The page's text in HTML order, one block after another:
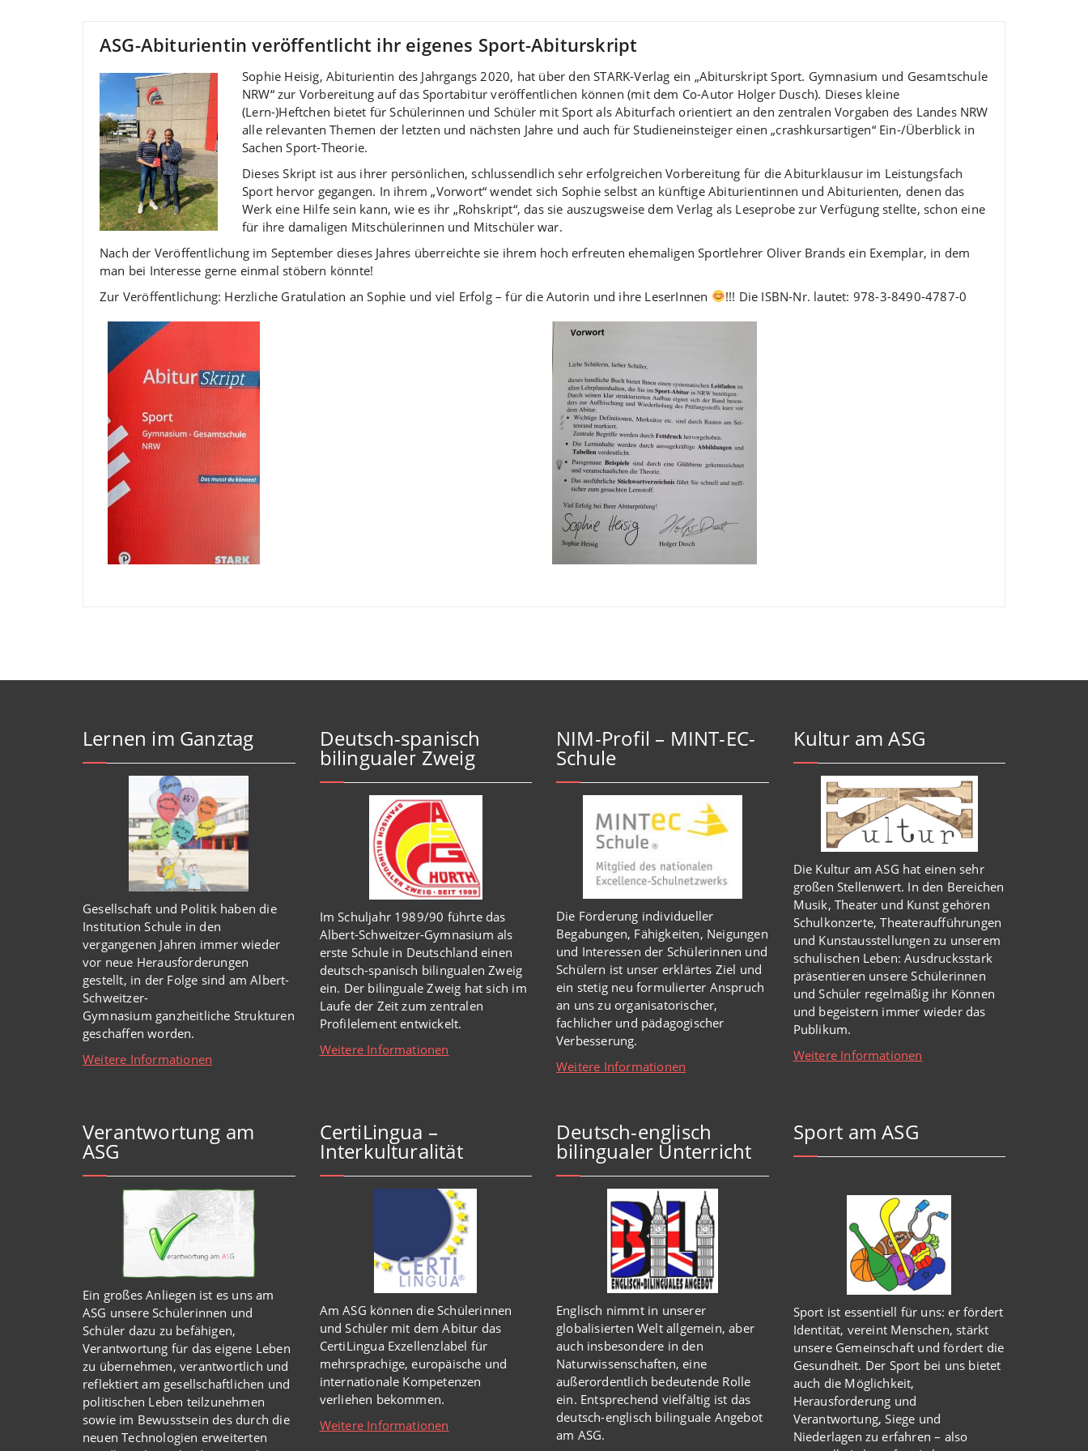
ASG-Abiturientin veröffentlicht ihr eigenes Sport-Abiturskript
Sophie Heisig, Abiturientin des Jahrgangs 2020, hat über den STARK-Verlag ein „Abiturskript Sport. Gymnasium und Gesamtschule
NRW“ zur Vorbereitung auf das Sportabitur veröffentlichen können (mit dem Co-Autor Holger Dusch). Dieses kleine
(Lern-)Heftchen bietet für Schülerinnen und Schüler mit Sport als Abiturfach orientiert an den zentralen Vorgaben des Landes NRW
alle relevanten Themen der letzten und nächsten Jahre und auch für Studieneinsteiger einen „crashkursartigen“ Ein-/Überblick in
Sachen Sport-Theorie.
Dieses Skript ist aus ihrer persönlichen, schlussendlich sehr erfolgreichen Vorbereitung für die Abiturklausur im Leistungsfach
Sport hervor gegangen. In ihrem „Vorwort“ wendet sich Sophie selbst an künftige Abiturientinnen und Abiturienten, denen das
Werk eine Hilfe sein kann, wie es ihr „Rohskript“, das sie auszugsweise dem Verlag als Leseprobe zur Verfügung stellte, schon eine
für ihre damaligen Mitschülerinnen und Mitschüler war.
Nach der Veröffentlichung im September dieses Jahres überreichte sie ihrem hoch erfreuten ehemaligen Sportlehrer Oliver Brands ein Exemplar, in dem
man bei Interesse gerne einmal stöbern könnte!
Zur Veröffentlichung: Herzliche Gratulation an Sophie und viel Erfolg – für die Autorin und ihre LeserInnen
!!! Die ISBN-Nr. lautet: 978-3-8490-4787-0
Lernen im Ganztag
Gesellschaft und Politik haben die
Institution Schule in den
vergangenen Jahren immer wieder
vor neue Herausforderungen
gestellt, in der Folge sind am Albert-
Schweitzer-
Gymnasium ganzheitliche Strukturen
geschaffen worden.
Weitere Informationen
Deutsch-spanisch
bilingualer Zweig
Im Schuljahr 1989/90 führte das
Albert-Schweitzer-Gymnasium als
erste Schule in Deutschland einen
deutsch-spanisch bilingualen Zweig
ein. Der bilinguale Zweig hat sich im
Laufe der Zeit zum zentralen
Profilelement entwickelt.
Weitere Informationen
NIM-Profil – MINT-EC-
Schule
Die Förderung individueller
Begabungen, Fähigkeiten, Neigungen
und Interessen der Schülerinnen und
Schülern ist unser erklärtes Ziel und
ein stetig neu formulierter Anspruch
an uns zu organisatorischer,
fachlicher und pädagogischer
Verbesserung.
Weitere Informationen
Kultur am ASG
Die Kultur am ASG hat einen sehr
großen Stellenwert. In den Bereichen
Musik, Theater und Kunst gehören
Schulkonzerte, Theateraufführungen
und Kunstausstellungen zu unserem
schulischen Leben: Ausdrucksstark
präsentieren unsere Schülerinnen
und Schüler regelmäßig ihr Können
und begeistern immer wieder das
Publikum.
Weitere Informationen
Verantwortung am
ASG
Ein großes Anliegen ist es uns am
ASG unsere Schülerinnen und
Schüler dazu zu befähigen,
Verantwortung für das eigene Leben
zu übernehmen, verantwortlich und
reflektiert am gesellschaftlichen und
politischen Leben teilzunehmen
sowie im Bewusstsein des durch die
neuen Technologien erweiterten
CertiLingua –
Interkulturalität
Am ASG können die Schülerinnen
und Schüler mit dem Abitur das
CertiLingua Exzellenzlabel für
mehrsprachige, europäische und
internationale Kompetenzen
verliehen bekommen.
Weitere Informationen
Deutsch-englisch
bilingualer Unterricht
Englisch nimmt in unserer
globalisierten Weltallgemein, aber
auch insbesondere in den
Naturwissenschaften, eine
außerordentlich bedeutende Rolle
ein. Entsprechend vielfältig ist das
deutsch-englisch bilinguale Angebot
am ASG.
Sport am ASG
Sport ist essentiell für uns: er fördert
Identität, vereint Menschen, stärkt
unsere Gemeinschaft und fördert die
Gesundheit. Der Sport bei uns bietet
auch die Möglichkeit,
Herausforderung und
Verantwortung, Siege und
Niederlagen zu erfahren – also